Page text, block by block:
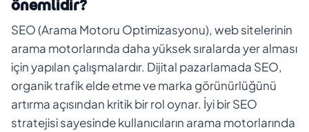
önemlidir?
SEO (Arama Motoru Optimizasyonu), web sitelerinin
arama motorlarında daha yüksek sıralarda yer alması
için yapılan çalışmalardır. Dijital pazarlamada SEO,
organik trafik elde etme ve marka görünürlüğünü
artırma açısından kritik bir rol oynar. İyi bir SEO
stratejisi sayesinde kullanıcıların arama motorlarında